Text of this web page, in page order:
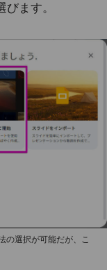
ます。
の選択が可能だが、こ